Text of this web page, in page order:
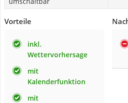
Vorteile
inkl.
Wettervorhersage
mit
Kalenderfunktion
mit